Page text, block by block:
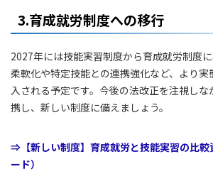
3.育成就労制度への移行
2027年には技能実習制度から育成就労制度
柔軟化や特定技能との連携強化など、より
入される予定です。今後の法改正を注視し
携し、新しい制度に備えましょう。
⇒【新しい制度】育成就労と技能実習の比較
ード）